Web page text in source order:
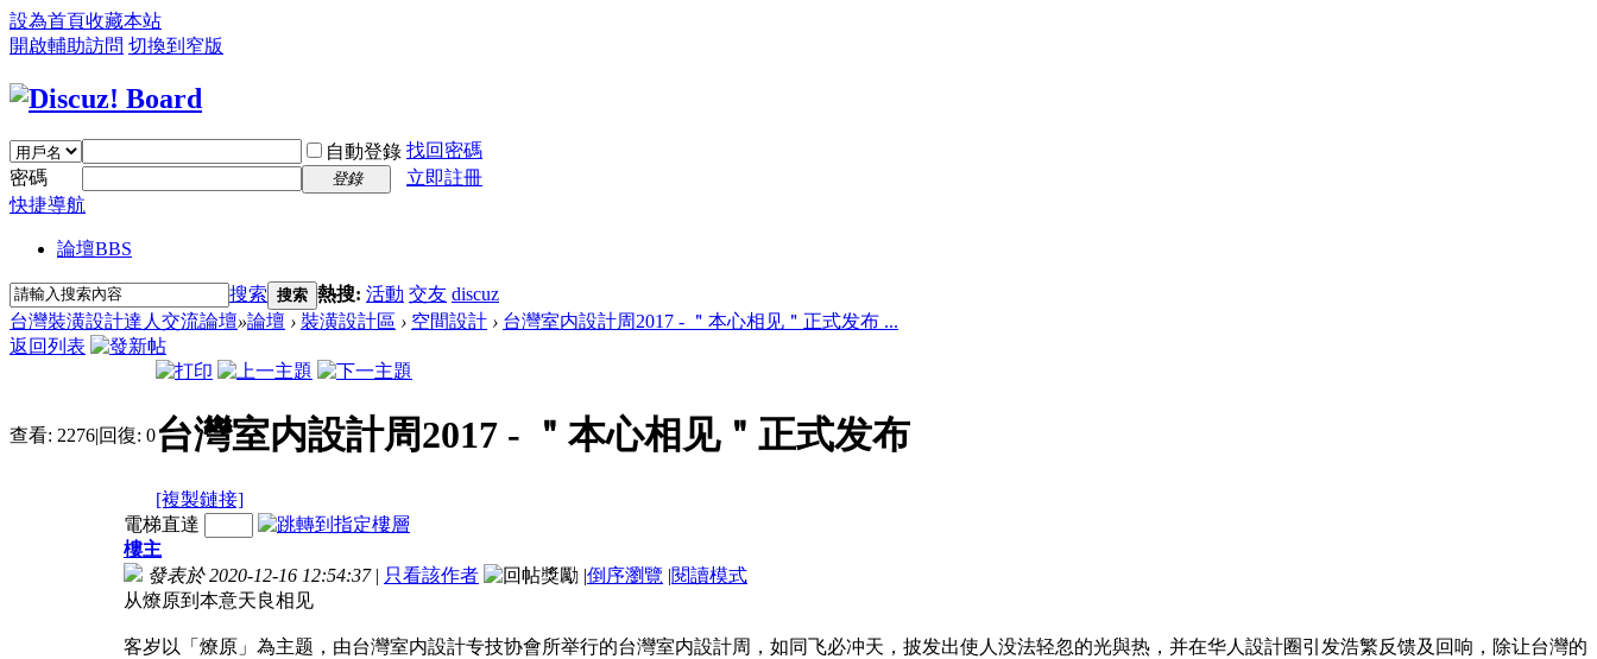
設為首頁收藏本站
開啟輔助訪問 切換到窄版
自動登錄 找回密碼
密碼
登錄
立即註冊
快捷導航
論壇BBS
搜索 搜索 熱搜: 活動 交友 discuz
台灣裝潢設計達人交流論壇»論壇 › 裝潢設計區 › 空間設計 › 台灣室内設計周2017 - ＂本心相见＂正式发布 ...
返回列表
查看: 2276|回復: 0台灣室内設計周2017 - ＂本心相见＂正式发布
[複製鏈接]
電梯直達
樓主
發表於 2020-12-16 12:54:37 | 只看該作者 |倒序瀏覽 |閱讀模式
从燎原到本意天良相见
客岁以「燎原」為主题，由台灣室内設計专技协會所举行的台灣室内設計周，如同飞必冲天，披发出使人没法轻忽的光與热，并在华人設計圈引发浩繁反馈及回响，除让台灣的